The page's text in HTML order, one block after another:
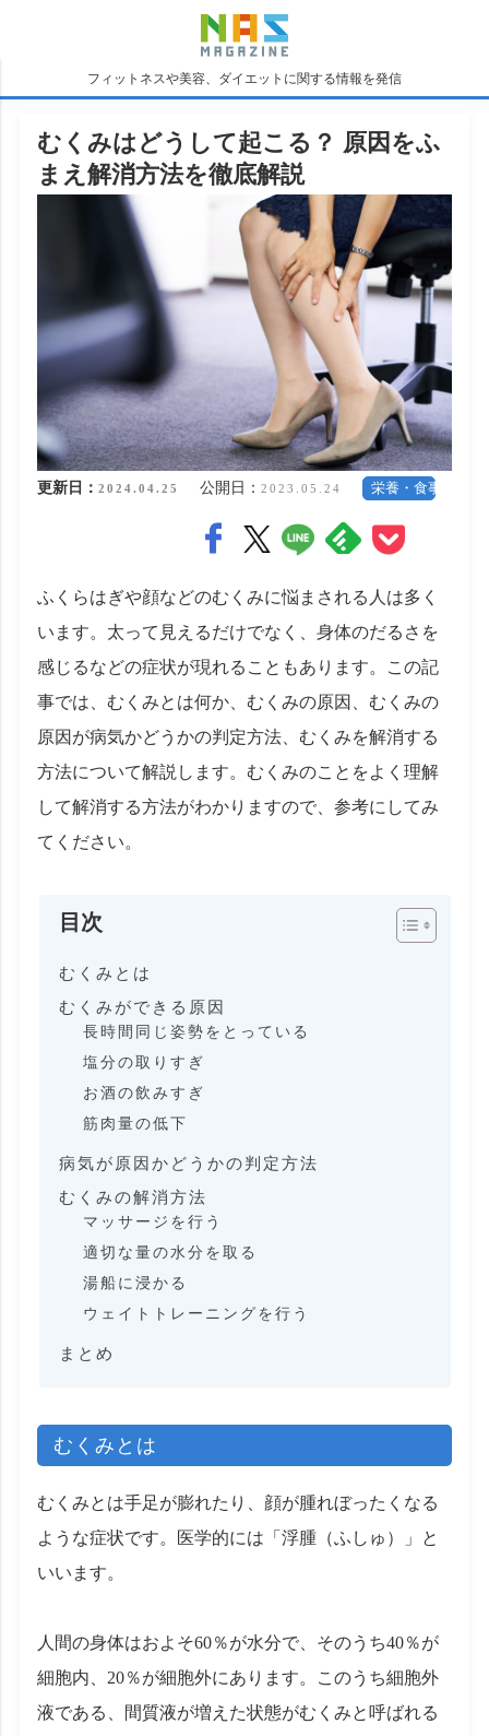
フィットネスや美容、ダイエットに関する情報を発信
むくみはどうして起こる？ 原因をふ
まえ解消方法を徹底解説
更新日：2024.04.25 公開日： 2023.05.24 栄養・食事
ふくらはぎや顔などのむくみに悩まされる人は多く
います。太って見えるだけでなく、身体のだるさを
感じるなどの症状が現れることもあります。この記
事では、むくみとは何か、むくみの原因、むくみの
原因が病気かどうかの判定方法、むくみを解消する
方法について解説します。むくみのことをよく理解
して解消する方法がわかりますので、参考にしてみ
てください。
目次
むくみとは
むくみができる原因
長時間同じ姿勢をとっている
塩分の取りすぎ
お酒の飲みすぎ
筋肉量の低下
病気が原因かどうかの判定方法
むくみの解消方法
マッサージを行う
適切な量の水分を取る
湯船に浸かる
ウェイトトレーニングを行う
まとめ
むくみとは
むくみとは手足が膨れたり、顔が腫れぼったくなる
ような症状です。医学的には「浮腫（ふしゅ）」と
いいます。
人間の身体はおよそ60％が水分で、そのうち40％が
細胞内、20％が細胞外にあります。このうち細胞外
液である、間質液が増えた状態がむくみと呼ばれる